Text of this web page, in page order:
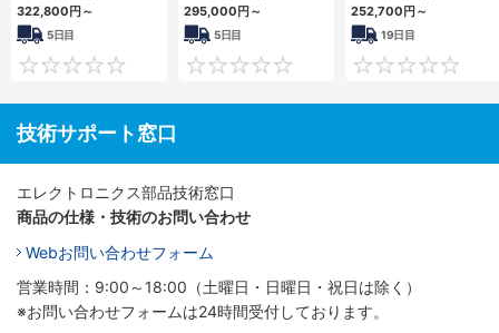
322,800円～
5日目
0
295,000円～
5日目
0
252,700円～
19日目
技術サポート窓口
エレクトロニクス部品技術窓口
商品の仕様・技術のお問い合わせ
Webお問い合わせフォーム
営業時間：9:00～18:00（土曜日・日曜日・祝日は除く）
※お問い合わせフォームは24時間受付しております。